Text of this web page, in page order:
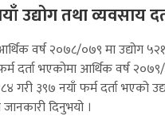
उद्योग तथा व्यवसाय
वर्ष २०७८/०७९ मा उद्योग
दर्ता भएकोमा आर्थिक वर्ष
गरी ३९७ नयाँ फर्म दर्ता भएको
दिनुभयो ।